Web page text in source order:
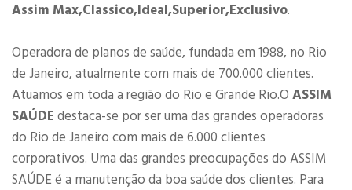
Assim Max,Classico,Ideal,Superior,Exclusivo.
Operadora de planos de saúde, fundada em 1988, no Rio
de Janeiro, atualmente com mais de 700.000 clientes.
Atuamos em toda a região do Rio e Grande Rio.O ASSIM
SAÚDE destaca-se por ser uma das grandes operadoras
do Rio de Janeiro com mais de 6.000 clientes
corporativos. Uma das grandes preocupações do ASSIM
SAÚDE é a manutenção da boa saúde dos clientes. Para